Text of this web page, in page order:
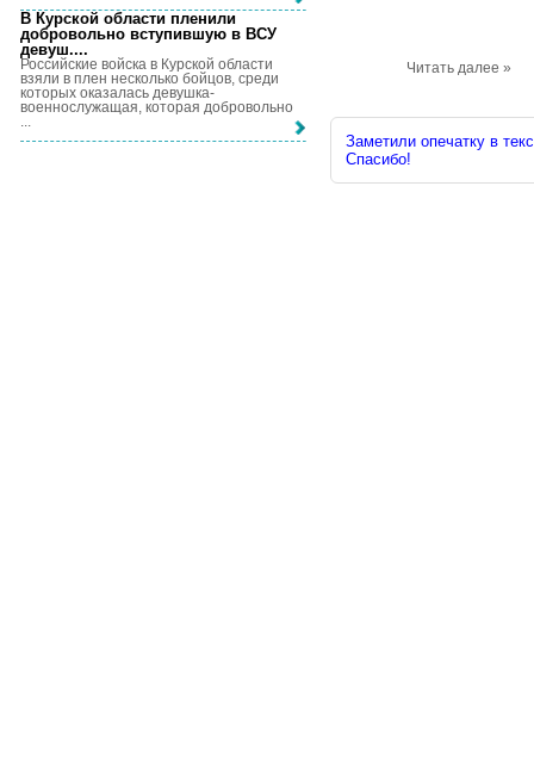
Читать далее »
Заметили опечатку в
Спасибо!
В Курской области пленили
добровольно вступившую в ВСУ
девуш....
Российские войска в Курской области
взяли в плен несколько бойцов, среди
которых оказалась девушка-
военнослужащая, которая добровольно
...